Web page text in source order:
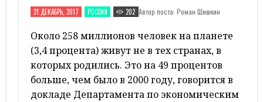
21 ДЕКАБРЬ, 2017 РОССИЯ 202 Автор поста: Роман Шишкин
Около 258 миллионов человек на планете
(3,4 процента) живут не в тех странах, в
которых родились. Это на 49 процентов
больше, чем было в 2000 году, говорится в
докладе Департамента по экономическим